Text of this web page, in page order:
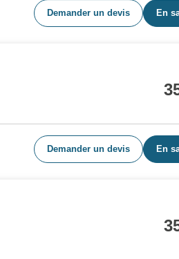
Demander un devis En
Demander un devis En